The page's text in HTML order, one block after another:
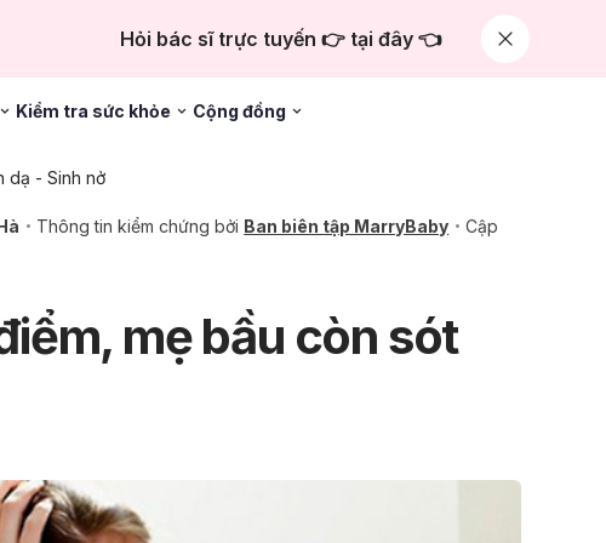
Hỏi bác sĩ trực tuyến 👉 tại đây 👈
Kiểm tra sức khỏe Cộng đồng
dạ - Sinh nở
Thông tin kiểm chứng bởi Ban biên tập MarryBaby
Cập
mẹ bầu còn sót